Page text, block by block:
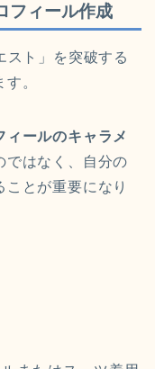
フィール作成
スト」を突破する
。
ィールのキャラメ
ではなく、自分の
とが重要になり